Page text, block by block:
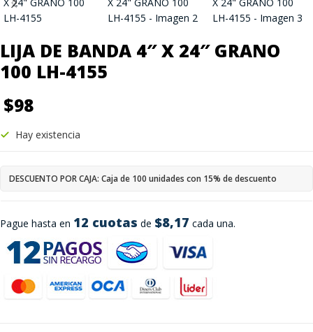
LIJA DE BANDA 4″ X 24″ GRANO
100 LH-4155
$98
Pague hasta en 12 cuotas de $8,17 cada una.
Hay existencia
DESCUENTO POR CAJA: Caja de 100 unidades con 15% de descuento